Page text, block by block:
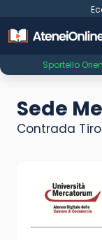
Sportello
Sede
Contrada